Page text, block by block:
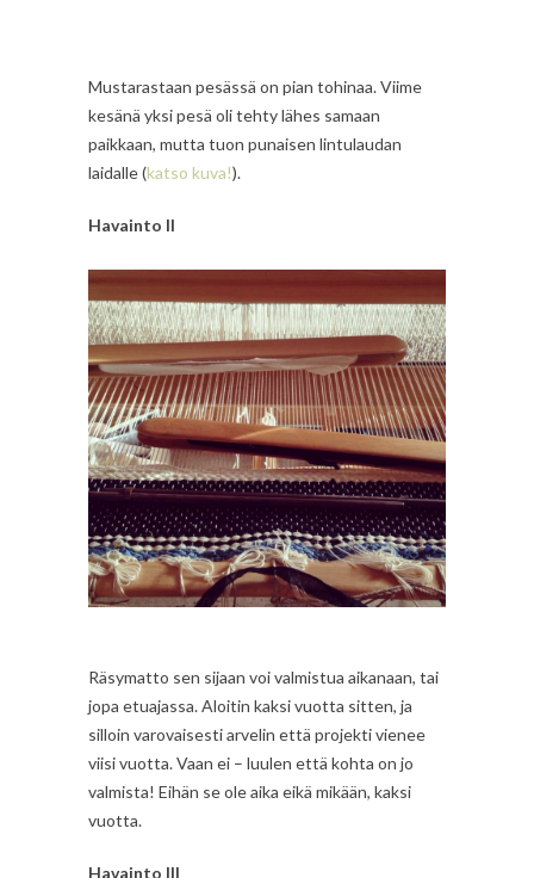
Mustarastaan pesässä on pian tohinaa. Viime
kesänä yksi pesä oli tehty lähes samaan
paikkaan, mutta tuon punaisen lintulaudan
laidalle (katso kuva!).
Havainto II
Räsymatto sen sijaan voi valmistua aikanaan, tai
jopa etuajassa. Aloitin kaksi vuotta sitten, ja
silloin varovaisesti arvelin että projekti vienee
viisi vuotta. Vaan ei – luulen että kohta on jo
valmista! Eihän se ole aika eikä mikään, kaksi
vuotta.
Havainto III